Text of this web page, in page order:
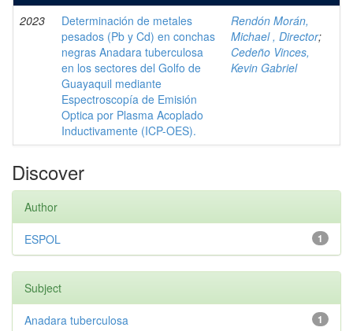
2023
Determinación de metales
pesados (Pb y Cd) en conchas
negras Anadara tuberculosa
en los sectores del Golfo de
Guayaquil mediante
Espectroscopía de Emisión
Optica por Plasma Acoplado
Inductivamente (ICP-OES).
Rendón Morán,
Michael , Director;
Cedeño Vinces,
Kevin Gabriel
Discover
Author
1
ESPOL
Subject
1
Anadara tuberculosa